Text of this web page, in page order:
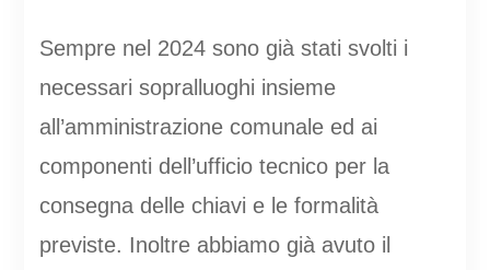
Sempre nel 2024 sono già stati svolti i
necessari sopralluoghi insieme
all’amministrazione comunale ed ai
componenti dell’ufficio tecnico per la
consegna delle chiavi e le formalità
previste. Inoltre abbiamo già avuto il